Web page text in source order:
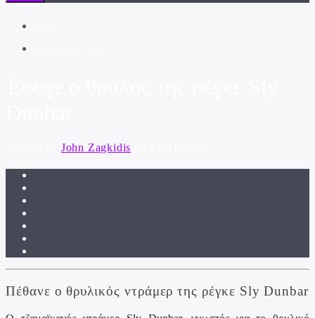
John Zagkidis
Πέθανε ο θρυλικός ντράμερ της ρέγκε Sly Dunbar